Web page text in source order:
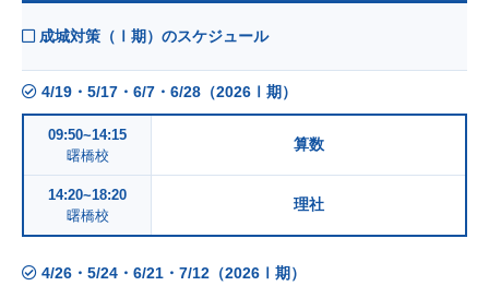
成城対策（Ⅰ期）のスケジュール
4/19・5/17・6/7・6/28（2026Ⅰ期）
09:50~14:15
曙橋校
算数
14:20~18:20
曙橋校
理社
4/26・5/24・6/21・7/12（2026Ⅰ期）